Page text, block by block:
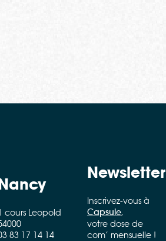
cours Leopold
83 17 14 14
Newsletter
Inscrivez-vous à
Capsule,
votre dose de
com’ mensuelle !